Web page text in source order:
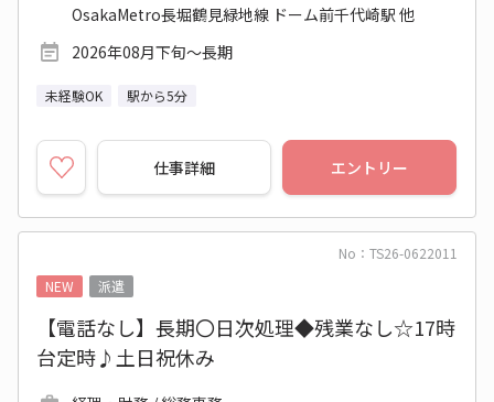
OsakaMetro長堀鶴見緑地線 ドーム前千代崎駅 他
2026年08月下旬～長期
未経験OK 駅から5分
仕事詳細 エントリー
No：TS26-0622011
NEW
派遣
【電話なし】長期〇日次処理◆残業なし☆17時
台定時♪土日祝休み